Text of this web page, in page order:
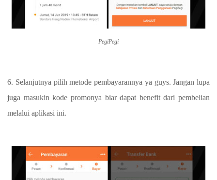
PegiPegi
6. Selanjutnya pilih metode pembayarannya ya guys. Jangan lupa
juga masukin kode promonya biar dapat benefit dari pembelian
melalui aplikasi ini.